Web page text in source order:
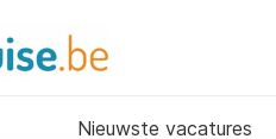
Nieuwste vacatures